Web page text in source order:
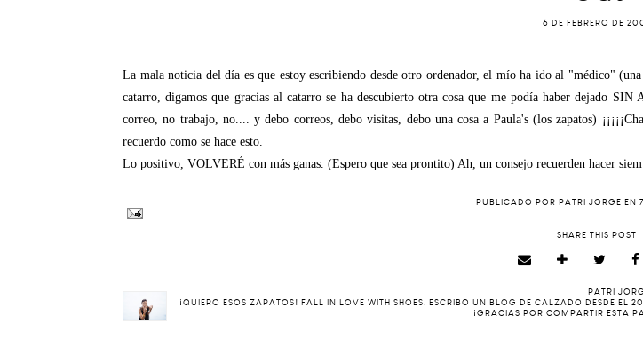
6 DE FEBRERO DE
La mala noticia del día es que estoy escribiendo desde otro ordenador, el mío ha ido al "médico"
catarro, digamos que gracias al catarro se ha descubierto otra cosa que me podía haber dejado
correo, no trabajo, no.... y debo correos, debo visitas, debo una cosa a Paula's (los zapatos)
recuerdo como se hace esto.
Lo positivo, VOLVERÉ con más ganas. (Espero que sea prontito) Ah, un consejo recuerden hacer
PUBLICADO POR PATRI JORGE EN
SHARE THIS POST
PATRI
¡QUIERO ESOS ZAPATOS! FALL IN LOVE WITH SHOES. ESCRIBO UN BLOG DE CALZADO DESDE
¡GRACIAS POR COMPARTIR ESTA